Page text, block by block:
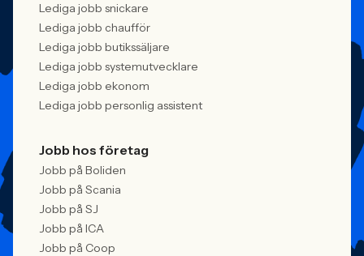
Lediga jobb snickare
Lediga jobb chaufför
Lediga jobb butikssäljare
Lediga jobb systemutvecklare
Lediga jobb ekonom
Lediga jobb personlig assistent
Jobb hos företag
Jobb på Boliden
Jobb på Scania
Jobb på SJ
Jobb på ICA
Jobb på Coop